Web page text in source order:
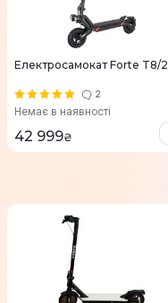
Електросамокат Forte T8/2
2
Немає в наявності
42 999₴